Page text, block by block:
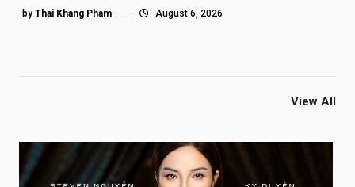
by Thai Khang Pham August 6, 2026
View All